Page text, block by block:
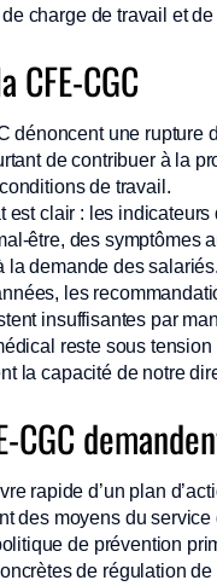
charge de travail et
CFE-CGC
dénoncent une rupture
de contribuer à la
de travail.
est clair : les
être, des symptômes
la demande des salariés.
les
insuffisantes par
reste sous
la capacité de notre
CGC
rapide d’un plan
des moyens du service
de prévention
de régulation